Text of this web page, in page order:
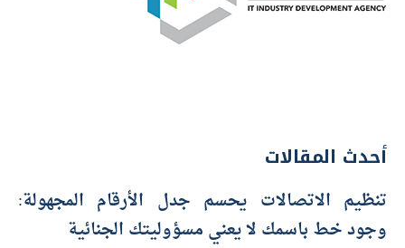
أحدث المقالات
تنظيم الاتصالات يحسم جدل الأرقام المجهولة:
وجود خط باسمك لا يعني مسؤوليتك الجنائية